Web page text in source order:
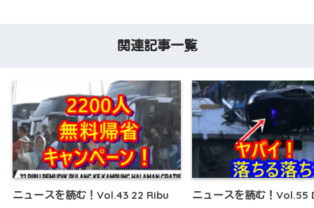
関連記事一覧
ニュースを読む！Vol.43 22 Ribu
ニュースを読む！